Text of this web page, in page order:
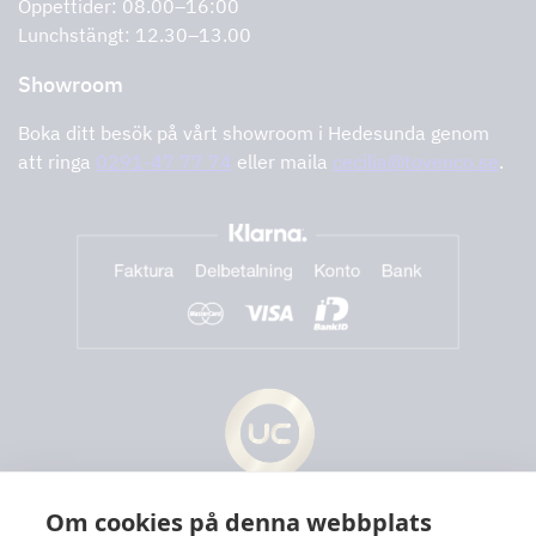
Om cookies på denna webbplats
Öppettider: 08.00–16:00
Lunchstängt: 12.30–13.00
Showroom
Boka ditt besök på vårt showroom i Hedesunda genom
att ringa 0291-47 77 74 eller maila cecilia@tovenco.se.